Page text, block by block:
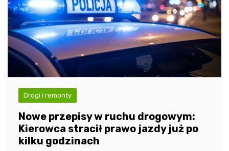
Drogi i remonty
Nowe przepisy w ruchu drogowym:
Kierowca stracił prawo jazdy już po
kilku godzinach